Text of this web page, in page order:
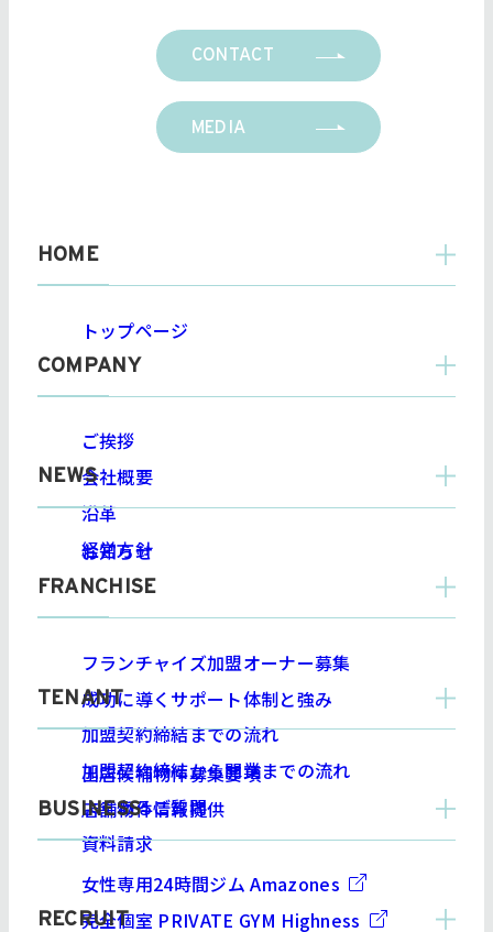
CONTACT
MEDIA
HOME
トップページ
COMPANY
ご挨拶
会社概要
沿革
経営方針
NEWS
お知らせ
FRANCHISE
フランチャイズ加盟オーナー募集
成功に導くサポート体制と強み
加盟契約締結までの流れ
加盟契約締結から開業までの流れ
よくあるご質問
資料請求
TENANT
出店候補物件募集要項
店舗物件情報提供
BUSINESS
女性専用24時間ジム Amazones
完全個室 PRIVATE GYM Highness
RECRUIT